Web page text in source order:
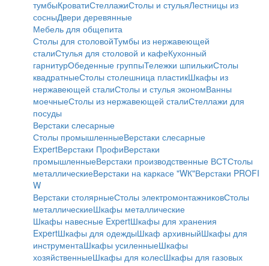
тумбыКроватиСтеллажиСтолы и стульяЛестницы из
сосныДвери деревянные
Мебель для общепита
Столы для столовойТумбы из нержавеющей
сталиСтулья для столовой и кафеКухонный
гарнитурОбеденные группыТележки шпилькиСтолы
квадратныеСтолы столешница пластикШкафы из
нержавеющей сталиСтолы и стулья экономВанны
моечныеСтолы из нержавеющей сталиСтеллажи для
посуды
Верстаки слесарные
Столы промышленныеВерстаки слесарные
ExpertВерстаки ПрофиВерстаки
промышленныеВерстаки производственные ВСТСтолы
металлическиеВерстаки на каркасе "WК"Верстаки PROFI
W
Верстаки столярныеСтолы электромонтажниковСтолы
металлическиеШкафы металлические
Шкафы навесные ExpertШкафы для хранения
ExpertШкафы для одеждыШкаф архивныйШкафы для
инструментаШкафы усиленныеШкафы
хозяйственныеШкафы для колесШкафы для газовых